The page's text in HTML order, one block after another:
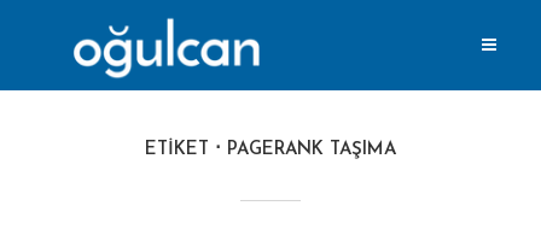
ETIKET PAGERANK TAŞIMA